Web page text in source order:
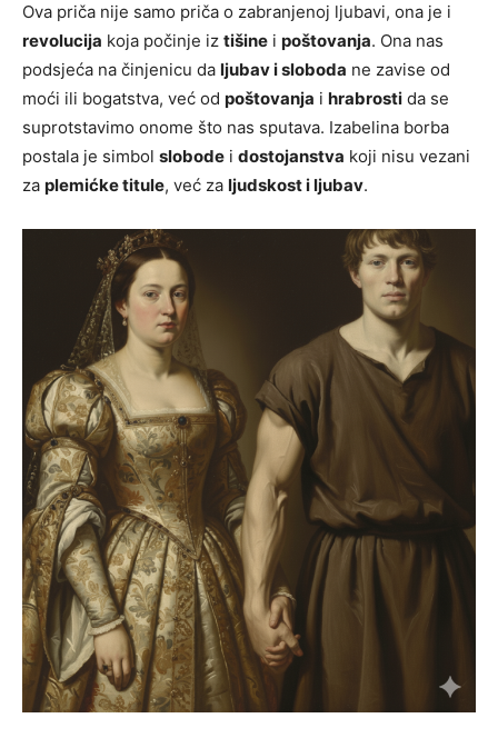
Ova priča nije samo priča o zabranjenoj ljubavi, ona je i
revolucija koja počinje iz tišine i poštovanja. Ona nas
podsjeća na činjenicu da ljubav i sloboda ne zavise od
moći ili bogatstva, već od poštovanja i hrabrosti da se
suprotstavimo onome što nas sputava. Izabelina borba
postala je simbol slobode i dostojanstva koji nisu vezani
za plemićke titule, već za ljudskost i ljubav.